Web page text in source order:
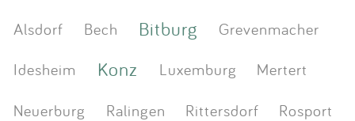
Alsdorf Bech Bitburg
Grevenmacher
Idesheim
Konz Luxemburg
Mertert
Neuerburg
Ralingen Rittersdorf Rosport